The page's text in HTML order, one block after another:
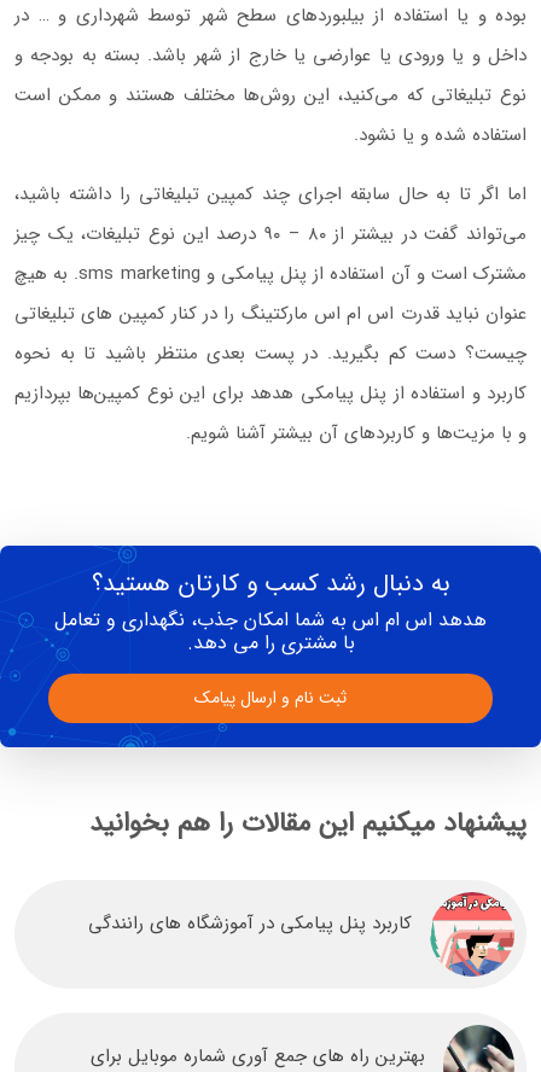
بوده و یا استفاده از بیلبوردهای سطح شهر توسط شهرداری و … در
داخل و یا ورودی یا عوارضی یا خارج از شهر باشد. بسته به بودجه‌ و
نوع تبلیغاتی که می‌کنید، این روش‌ها مختلف هستند و ممکن است
استفاده شده و یا نشود.
اما اگر تا به حال سابقه اجرای چند کمپین تبلیغاتی را داشته باشید،
می‌تواند گفت در بیشتر از ۸۰ – ۹۰ درصد این نوع تبلیغات، یک چیز
مشترک است و آن استفاده از پنل پیامکی و sms marketing. به هیچ
عنوان نباید قدرت اس ام اس مارکتینگ را در کنار کمپین های تبلیغاتی
چیست؟ دست کم بگیرید. در پست بعدی منتظر باشید تا به نحوه
کاربرد و استفاده از پنل پیامکی هدهد برای این نوع کمپین‌ها بپردازیم
و با مزیت‌ها و کاربردهای آن بیشتر آشنا شویم.
به دنبال رشد کسب و کارتان هستید؟
هدهد اس ام اس به شما امکان جذب، نگهداری و تعامل
با مشتری را می دهد.
ثبت نام و ارسال پیامک
پیشنهاد میکنیم این مقالات را هم بخوانید
کاربرد پنل پیامکی در آموزشگاه های رانندگی
بهترین راه های جمع آوری شماره موبایل برای